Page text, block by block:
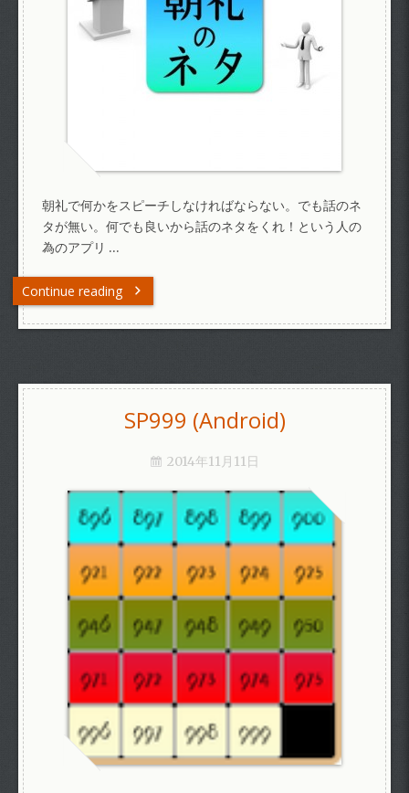
朝礼で何かをスピーチしなければならない。でも話のネ
タが無い。何でも良いから話のネタをくれ！という人の
為のアプリ …
Continue reading
SP999 (Android)
2014年11月11日